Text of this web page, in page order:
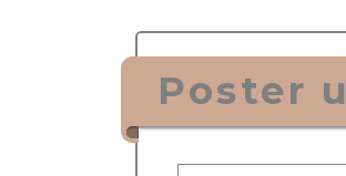
Poster